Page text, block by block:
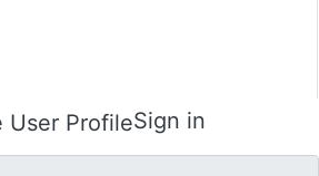
Sign in